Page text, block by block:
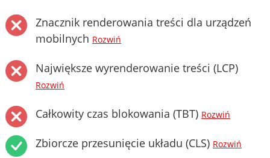
Znacznik renderowania treści dla urządzeń
mobilnych Rozwiń
Największe wyrenderowanie treści (LCP)
Rozwiń
Całkowity czas blokowania (TBT) Rozwiń
Zbiorcze przesunięcie układu (CLS) Rozwiń